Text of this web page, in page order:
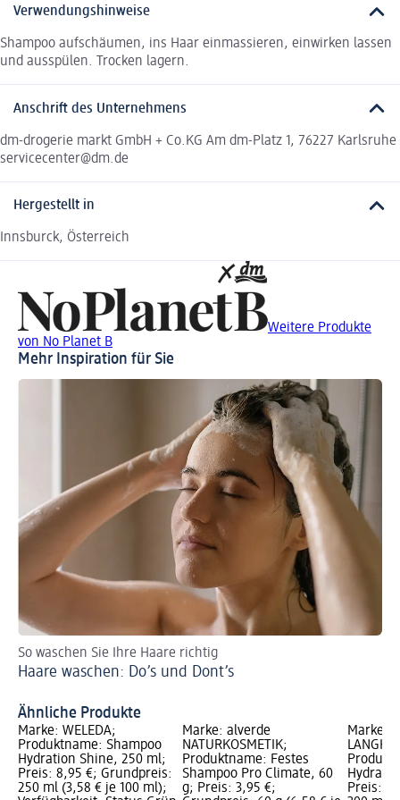
Verwendungshinweise
Shampoo aufschäumen, ins Haar einmassieren, einwirken lassen
und ausspülen. Trocken lagern.
Anschrift des Unternehmens
dm-drogerie markt GmbH + Co.KG Am dm-Platz 1, 76227 Karlsruhe
servicecenter@dm.de
Hergestellt in
Innsburck, Österreich
Weitere Produkte
von No Planet B
Mehr Inspiration für Sie
So waschen Sie Ihre Haare richtig
Haare waschen: Do’s und Dont’s
Ähnliche Produkte
Marke: WELEDA;
Produktname: Shampoo
Hydration Shine, 250 ml;
Preis: 8,95 €; Grundpreis:
250 ml (3,58 € je 100 ml);
Marke: alverde
NATURKOSMETIK;
Produktname: Festes
Shampoo Pro Climate, 60
g; Preis: 3,95 €;
Marke:
Preis: